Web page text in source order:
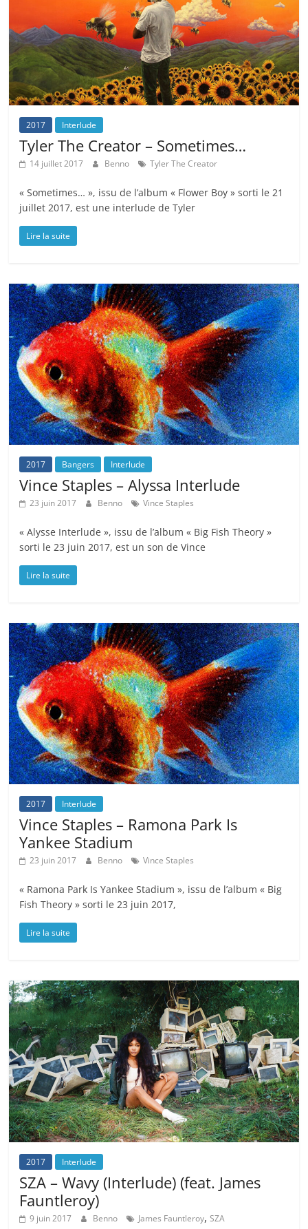
2017 Interlude
Tyler The Creator – Sometimes…
14 juillet 2017 Benno Tyler The Creator
« Sometimes… », issu de l’album « Flower Boy » sorti le 21
juillet 2017, est une interlude de Tyler
Lire la suite
2017 Bangers Interlude
Vince Staples – Alyssa Interlude
23 juin 2017 Benno Vince Staples
« Alysse Interlude », issu de l’album « Big Fish Theory »
sorti le 23 juin 2017, est un son de Vince
Lire la suite
2017 Interlude
Vince Staples – Ramona Park Is
Yankee Stadium
23 juin 2017 Benno Vince Staples
« Ramona Park Is Yankee Stadium », issu de l’album « Big
Fish Theory » sorti le 23 juin 2017,
Lire la suite
2017 Interlude
SZA – Wavy (Interlude) (feat. James
Fauntleroy)
9 juin 2017 Benno James Fauntleroy,SZA